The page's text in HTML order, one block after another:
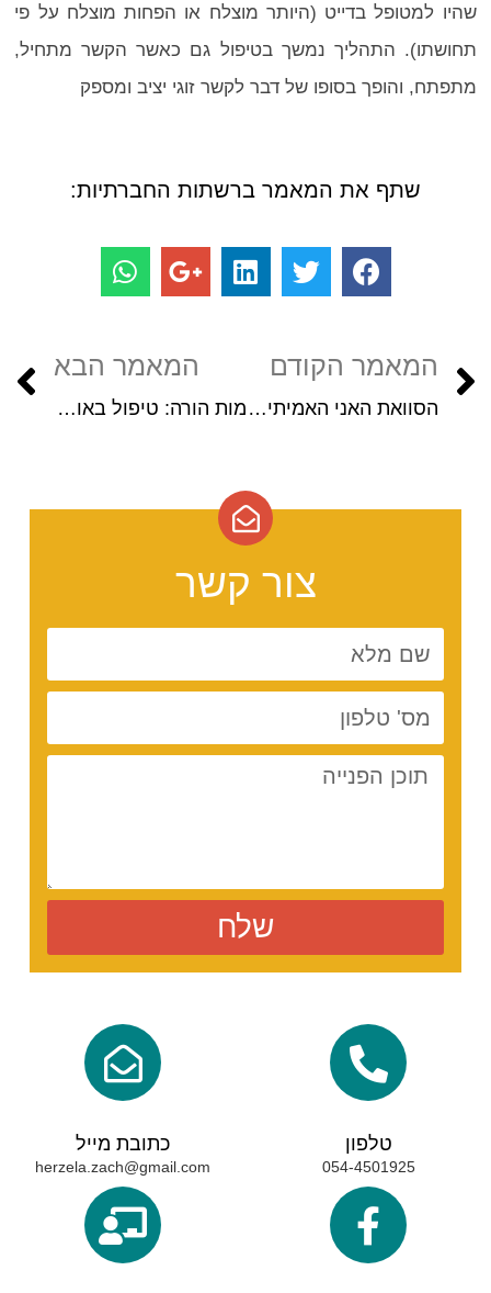
שהיו למטופל בדייט (היותר מוצלח או הפחות מוצלח על פי
תחושתו). התהליך נמשך בטיפול גם כאשר הקשר מתחיל,
מתפתח, והופך בסופו של דבר לקשר זוגי יציב ומספק
שתף את המאמר ברשתות החברתיות:
המאמר הקודם
הסוואת האני האמיתי וגילויו בטיפול הפרטני
המאמר הבא
מות הורה: טיפול באובדן ושכול
צור קשר
שלח
טלפון
054-4501925
כתובת מייל
herzela.zach@gmail.com